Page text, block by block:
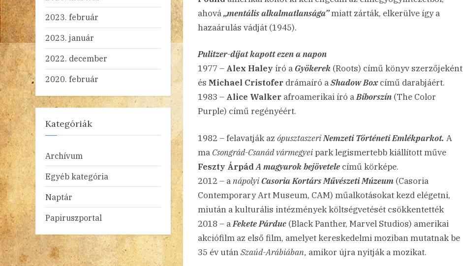
ahová„mentális alkalmatlansága”miatt zárták, elkerülve így a
hazaárulás vádját (1945).
Pulitzer-díjat kapott ezen a napon
1977 – Alex Haley író a Gyökerek (Roots) című könyv szerzőjeként
és Michael Cristofer drámaíró aShadow Boxcímű darabjáért.
1983 – Alice Walker afroamerikai író aBíborszín (The Color
Purple) című regényéért.
1982 – felavatják az ópusztaszeriNemzeti Történeti Emlékparkot. A
ma Csongrád-Csanád vármegyeipark legismertebb kiállított műve
Feszty Árpád A magyarok bejövetele című körképe.
2012 – anápolyiCasoria Kortárs Művészeti Múzeum (Casoria
Contemporary Art Museum, CAM) műalkotásokat kezd elégetni,
miután a kulturális intézmények költségvetését csökkentették
2018 – aFekete Párduc (Black Panther, Marvel Studios) amerikai
akciófilm az első film, amelyet kereskedelmi moziban mutatnak be
35 év utánSzaúd-Arábiában, amikor újra nyitják a mozikat.
2023. február
2023. január
2022. december
2020. február
Kategóriák
Archívum
Egyéb kategória
Naptár
Papiruszportal